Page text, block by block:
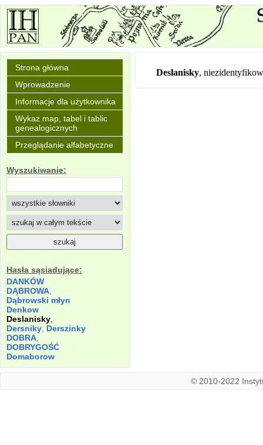
Strona główna
Wprowadzenie
Informacje dla użytkownika
Wykaz map, tabel i tablic
genealogicznych
Przeglądanie alfabetyczne
Wyszukiwanie:
Hasła sąsiadujące:
DANKÓW
DĄBROWA
Dąbrowski młyn
Denkow
Deslanisky
Dersniky Derszinky
DOBRA
DOBRYGOŚĆ
Domaborow
Deslanisky,
© 2010-2022